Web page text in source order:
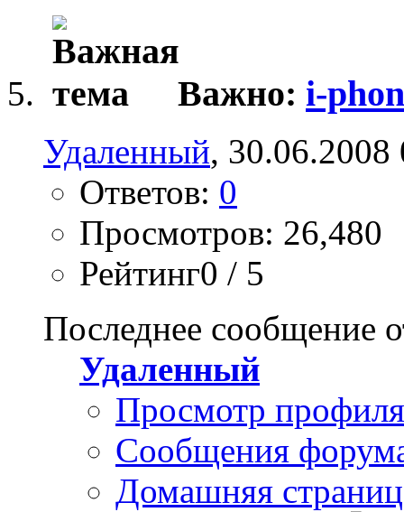
Важно: i-
Удаленный, 30.06.2008
Ответов: 0
Просмотров: 26,480
Рейтинг0 / 5
Последнее сообщение
Удаленный
Просмотр профиля
Сообщения
Домашняя